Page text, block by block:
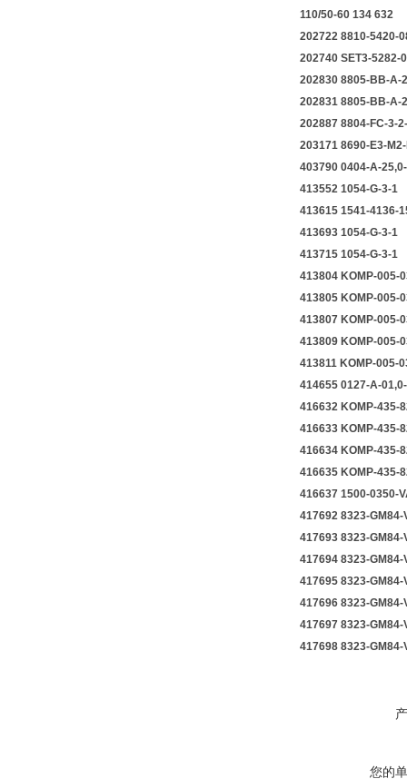
110/50-60 134 632
202722 8810-
202740 SET3-
202830 8805-
202831 8805-
202887 8804-
203171 8690-
403790 0404-A-
413552
413615
413693
413715
413804
413805
413807
413809
413811
414655
416632
416633
416634
416635
416637
417692 8323-
417693 8323-
417694 8323-
417695 8323-
417696 8323-
417697 8323-
417698 8323-
您的